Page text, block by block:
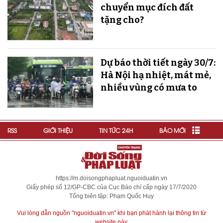
chuyển mục đích đất
tặng cho?
Dự báo thời tiết ngày 30/7:
Hà Nội hạ nhiệt, mát mẻ,
nhiều vùng có mưa to
RSS GIỚI THIỆU TIN TỨC 24H BÁO MỚI
https://m.doisongphapluat.nguoiduatin.vn
Giấy phép số 12/GP-CBC của Cục Báo chí cấp ngày 17/7/2020
Tổng biên tập: Phạm Quốc Huy
Vui lòng dẫn nguồn "nguoiduatin.vn" khi bạn phát hành lại thông tin từ